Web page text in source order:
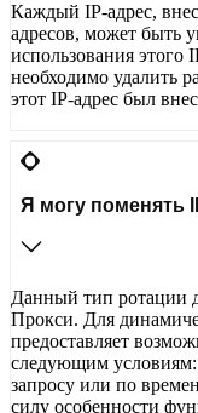
Каждый IP-адрес,
адресов, может быть
использования этого
необходимо удалить
этот IP-адрес был
Я могу поменять
Данный тип ротации
Прокси. Для
предоставляет
следующим условиям:
запросу или по
силу особенности